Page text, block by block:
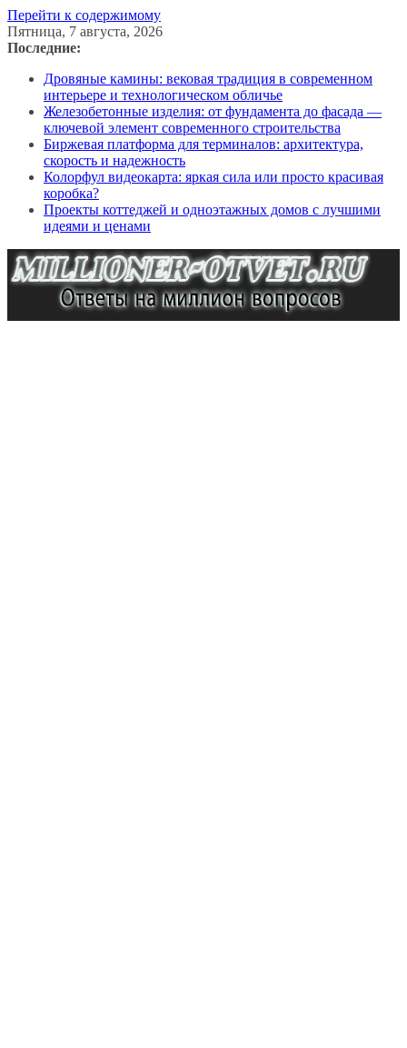
Перейти к содержимому
Пятница, 7 августа, 2026
Последние:
Дровяные камины: вековая традиция в современном
интерьере и технологическом обличье
Железобетонные изделия: от фундамента до фасада —
ключевой элемент современного строительства
Биржевая платформа для терминалов: архитектура,
скорость и надежность
Колорфул видеокарта: яркая сила или просто красивая
коробка?
Проекты коттеджей и одноэтажных домов с лучшими
идеями и ценами